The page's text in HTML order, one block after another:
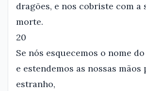
dragões, e nos cobriste com a
morte.
20
Se nós esquecemos o nome
e estendemos as nossas mãos
estranho,